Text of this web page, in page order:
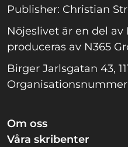
Publisher: Christian
Nöjeslivet är en del av
produceras av N365
Birger Jarlsgatan 43,
Organisationsnummer
Om oss
Våra skribenter